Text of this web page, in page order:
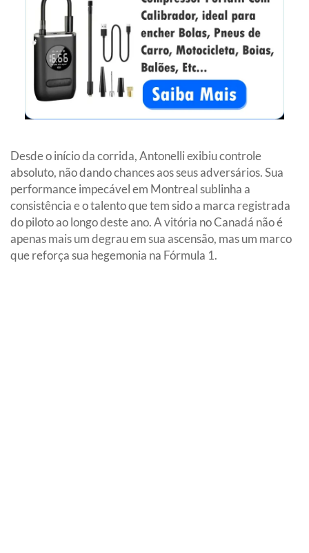
Desde o início da corrida, Antonelli exibiu controle
absoluto, não dando chances aos seus adversários. Sua
performance impecável em Montreal sublinha a
consistência e o talento que tem sido a marca registrada
do piloto ao longo deste ano. A vitória no Canadá não é
apenas mais um degrau em sua ascensão, mas um marco
que reforça sua hegemonia na Fórmula 1.